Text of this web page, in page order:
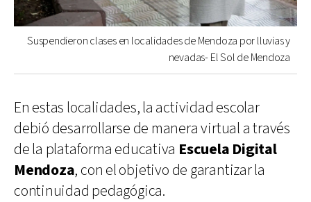
Suspendieron clases en localidades de Mendoza por lluvias y
nevadas- El Sol de Mendoza
En estas localidades, la actividad escolar
debió desarrollarse de manera virtual a través
de la plataforma educativa Escuela Digital
Mendoza, con el objetivo de garantizar la
continuidad pedagógica.